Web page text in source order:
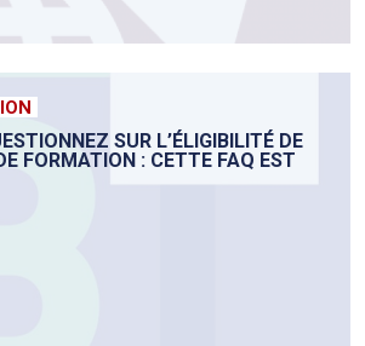
SUR L’ÉLIGIBILITÉ DE
FORMATION : CETTE FAQ EST